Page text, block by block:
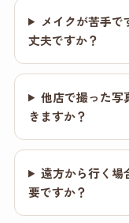
メイクが苦手で
丈夫ですか？
他店で撮った写
きますか？
遠方から行く場
要ですか？